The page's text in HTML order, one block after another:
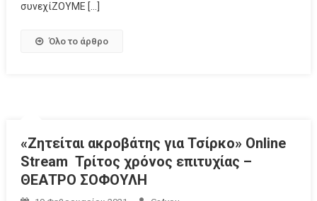
συνεχίΖΟΥΜΕ […]
Όλο το άρθρο
«Ζητείται ακροβάτης για Τσίρκο» Online
Stream Τρίτος χρόνος επιτυχίας –
ΘΕΑΤΡΟ ΣΟΦΟΥΛΗ